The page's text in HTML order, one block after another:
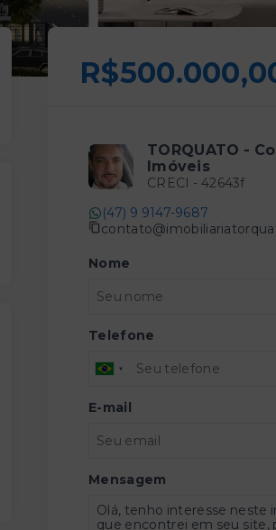
TORQUATO -
Imóveis
CRECI - 42643f
(47) 9 9147-9687
Nome
Telefone
E-mail
Mensagem